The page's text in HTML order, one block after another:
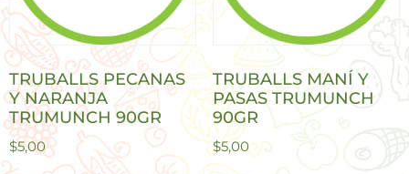
TRUBALLS PECANAS
Y NARANJA
TRUMUNCH 90GR
$5,00
TRUBALLS MANÍ Y
PASAS TRUMUNCH
90GR
$5,00